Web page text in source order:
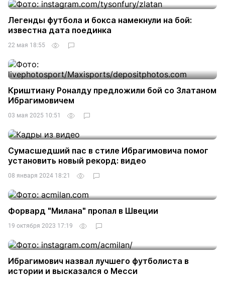
Легенды футбола и бокса намекнули на бой:
известна дата поединка
22 мая 18:55
Криштиану Роналду предложили бой со Златаном
Ибрагимовичем
03 мая 2025 10:51
Сумасшедший пас в стиле Ибрагимовича помог
установить новый рекорд: видео
08 января 2024 18:21
Форвард "Милана" пропал в Швеции
19 октября 2023 17:19
Ибрагимович назвал лучшего футболиста в
истории и высказался о Месси